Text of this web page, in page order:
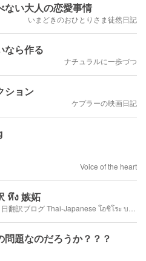
ない大人の恋愛事情
いまどきのおひとりさま徒然日記
なら作る
ナチュラルに一歩づつ
ション
ケプラーの映画日記
Voice of the heart
หึง 嫉妬
問題なのだろうか？？？